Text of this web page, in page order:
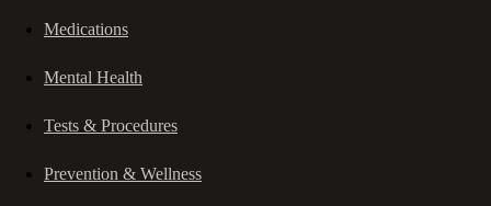
Medications
Mental Health
Tests & Procedures
Prevention & Wellness